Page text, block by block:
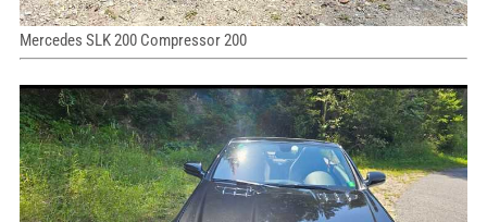
Mercedes SLK 200 Compressor 200